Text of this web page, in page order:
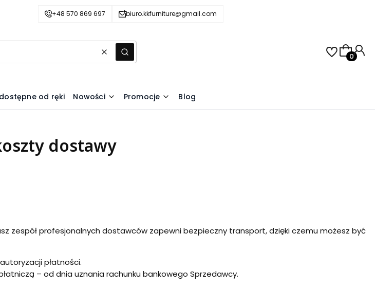
+48 570 869 697 biuro.kkfurniture@gmail.com
WyczyśćSzukaj
Produkty
od ręki Nowości Promocje Blog
dostawy
zespół profesjonalnych dostawców zapewni bezpieczny transport, dzięki czemu możesz być
płatności.
– od dnia uznania rachunku bankowego Sprzedawcy.